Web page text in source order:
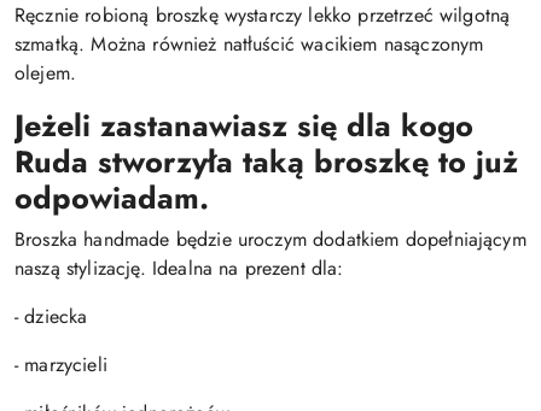
Ręcznie robioną broszkę wystarczy lekko przetrzeć wilgotną
szmatką. Można również natłuścić wacikiem nasączonym
olejem.
Jeżeli zastanawiasz się dla kogo
Ruda stworzyła taką broszkę to już
odpowiadam.
Broszka handmade będzie uroczym dodatkiem dopełniającym
naszą stylizację. Idealna na prezent dla:
- dziecka
- marzycieli